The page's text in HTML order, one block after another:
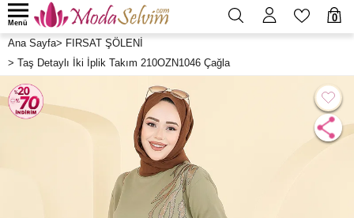
0
Menü
Ana Sayfa> FIRSAT ŞÖLENİ
> Taş Detaylı İki İplik Takım 210OZN1046 Çağla